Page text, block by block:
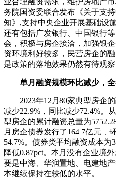
业合理融资需求，维护房地产
务院国资委联合发布《关于支
知》,支持中央企业开展基础设
还有包括广发银行、中国银行
会，积极与房企接洽，加强银
资环境利好较多，民营房企的
是政策的落地效果仍然有待观察
单月融资规模环比减少，全
2023年12月80家典型房企的
减少22.9%，同比减少72.4%。
型房企的累计融资总量为
月房企债券发行了164.7亿元，
54.7%。债券类平均融资成本为
降低0.87pct。本月没有企业境
要是中海、华润置地、电建地
本继续保持在较低的水平。